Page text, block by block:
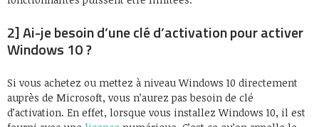
2] Ai-je besoin d’une clé d’activation pour activer
Windows 10 ?
Si vous achetez ou mettez à niveau Windows 10 directement
auprès de Microsoft, vous n’aurez pas besoin de clé
d’activation. En effet, lorsque vous installez Windows 10, il est